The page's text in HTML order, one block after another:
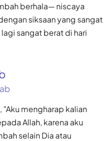
berhala— niscaya
siksaan yang sangat
sangat berat di hari
mengharap kalian
Allah, karena aku
selain Dia atau